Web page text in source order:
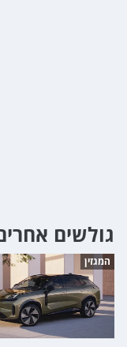
גולשים
המגזין